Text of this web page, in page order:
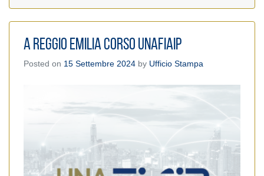
A Reggio Emilia corso UnaFIAIP
Posted on 15 Settembre 2024 by Ufficio Stampa